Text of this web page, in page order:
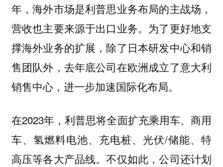
年，海外市场是利普思业务布局的主战场，
营收也主要来源于出口业务。为了更好地支
撑海外业务的扩展，除了日本研发中心和销
售团队外，去年底公司在欧洲成立了意大利
销售中心，进一步加速国际化布局。
在2023年，利普思将全面扩充乘用车、商用
车、氢燃料电池、充电桩、光伏/储能、特
高压等各大产品线。不仅如此，公司还计划